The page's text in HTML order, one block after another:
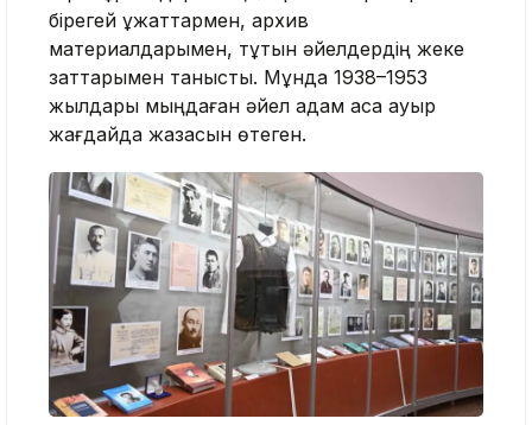
бірегей құжаттармен, архив
материалдарымен, тұтқын әйелдердің жеке
заттарымен танысты. Мұнда 1938–1953
жылдары мыңдаған әйел адам аса ауыр
жағдайда жазасын өтеген.